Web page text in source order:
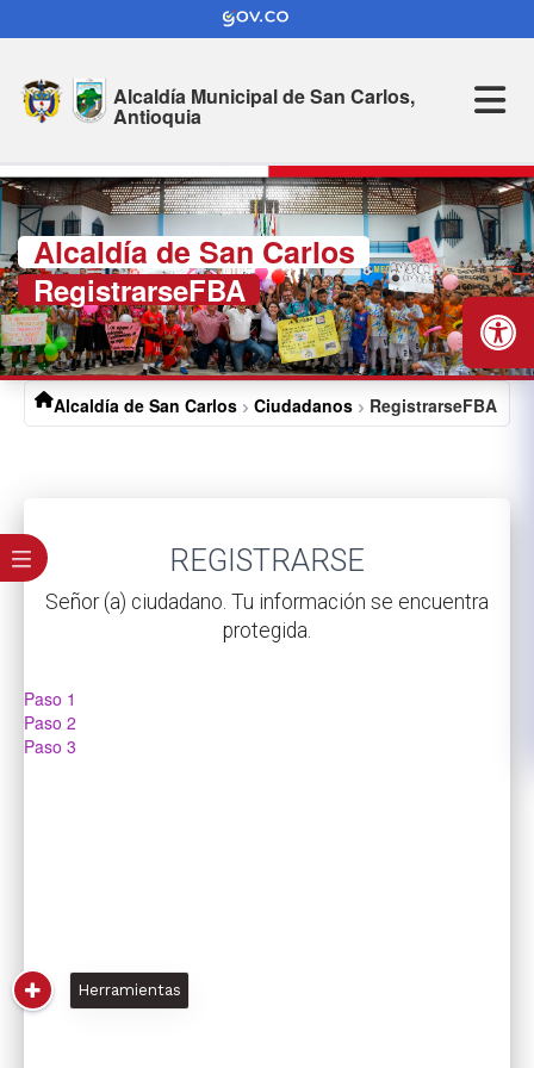
Alcaldía Municipal deSan Carlos,
Antioquia
Alcaldía de San Carlos
RegistrarseFBA
Alcaldía de San Carlos Ciudadanos RegistrarseFBA
​REGISTRARSE
​Señor (a) ciudadano. Tu información se encuentra
protegida.
Paso 1
Paso 2
Paso 3
Herramientas